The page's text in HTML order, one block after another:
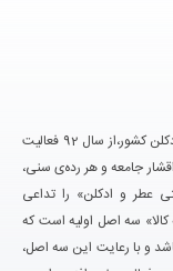
تکین مد یکی از بزرگ‌ترین فروشگاه‌های اینترنتی عطر و ادکلن کشور،از سال 92 فعالیت
اقشار جامعه و هر رده‌ی سنی،
عطر و ادکلن» را تداعی
سه اصل اولیه است که
و با رعایت این سه اصل،